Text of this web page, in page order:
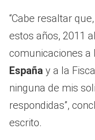
“Cabe resaltar
estos años, 2011
comunicaciones a
Españay a la
ninguna de mis
respondidas”,
escrito.